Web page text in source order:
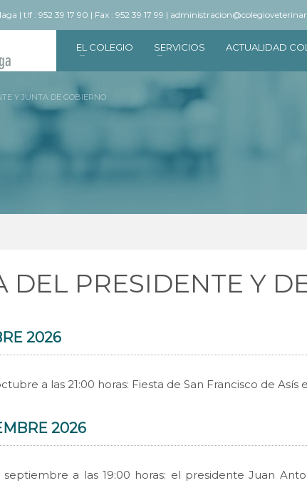
| tlf : 952 39 17 90 | Fax : 952 39 17 99 |
EL COLEGIO SERVICIOS ACTUALIDAD
Y JUNTA DE GOBIERNO
DEL PRESIDENTE Y
2026
a las 21:00 horas: Fiesta de San Francisco de
2026
septiembre a las 19:00 horas: el presidente Juan